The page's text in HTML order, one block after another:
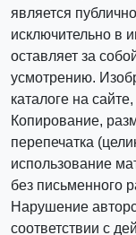
является
исключительно в
оставляет за
усмотрению.
каталоге на
Копирование,
перепечатка
использование
без письменного
Нарушение
соответствии с